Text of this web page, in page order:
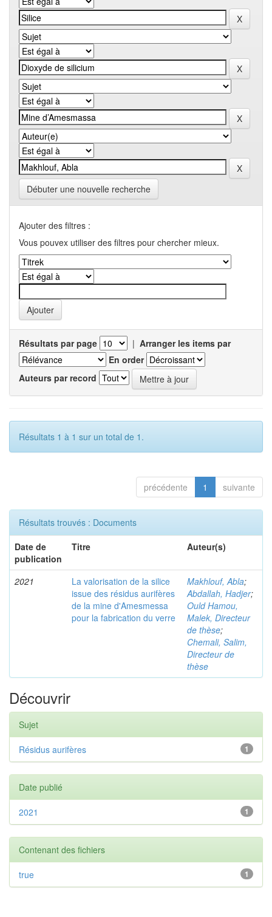
Débuter une nouvelle recherche
Ajouter des filtres :
Vous pouvex utiliser des filtres pour chercher mieux.
Résultats par page | Arranger les items par
En order
Auteurs par record
Résultats 1 à 1 sur un total de 1.
précédente 1 suivante
Résultats trouvés : Documents
Date de
publication
Titre Auteur(s)
2021
La valorisation de la silice
issue des résidus aurifères
de la mine d'Amesmessa
pour la fabrication du verre
Makhlouf, Abla;
Abdallah, Hadjer;
Ould Hamou,
Malek, Directeur
de thèse;
Chemali, Salim,
Directeur de
thèse
Découvrir
Sujet
1
Résidus aurifères
Date publié
1
2021
Contenant des fichiers
1
true